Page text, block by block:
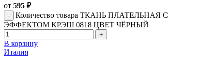
от 595 ₽
Количество товара ТКАНЬ ПЛАТЕЛЬНАЯ С
ЭФФЕКТОМ КРЭШ 0818 ЦВЕТ ЧЁРНЫЙ
В корзину
Италия